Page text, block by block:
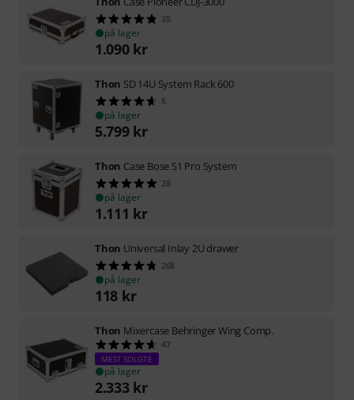
35
på lager
1.090 kr
Thon SD 14U System Rack 600
5
på lager
5.799 kr
Thon Case Bose S1 Pro System
28
på lager
1.111 kr
Thon Universal Inlay 2U drawer
268
på lager
118 kr
Thon Mixercase Behringer Wing Comp.
47
MEST SOLGTE
på lager
2.333 kr